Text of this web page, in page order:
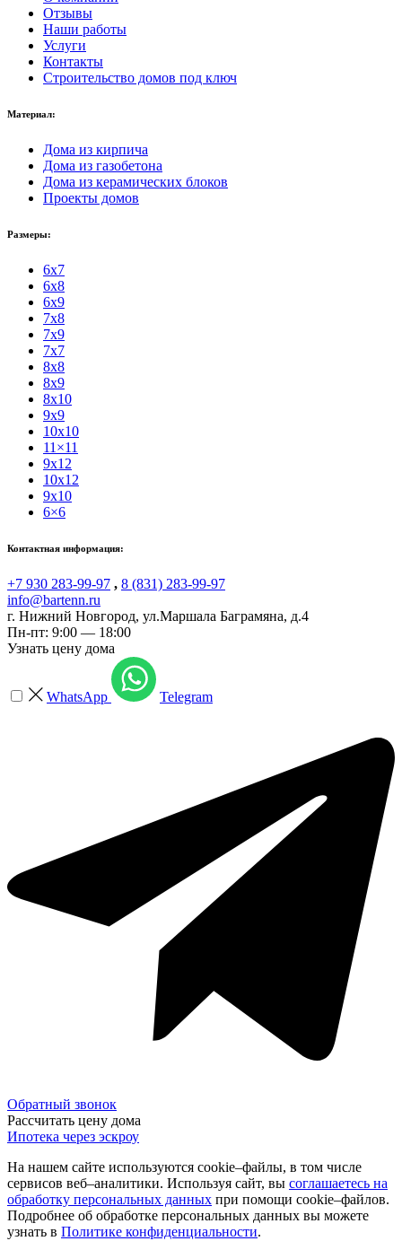
Отзывы
Наши работы
Услуги
Контакты
Строительство домов под ключ
Материал:
Дома из кирпича
Дома из газобетона
Дома из керамических блоков
Проекты домов
Размеры:
6x7
6x8
6x9
7x8
7x9
7x7
8x8
8x9
8x10
9x9
10x10
11×11
9x12
10x12
9x10
6×6
Контактная информация:
+7 930 283-99-97 , 8 (831) 283-99-97
info@bartenn.ru
г. Нижний Новгород, ул.Маршала Баграмяна, д.4
Пн-пт: 9:00 — 18:00
Узнать цену дома
WhatsApp Telegram
Обратный звонок
Рассчитать цену дома
Ипотека через эскроу
На нашем сайте используются cookie–файлы, в том числе
сервисов веб–аналитики. Используя сайт, вы соглашаетесь на
обработку персональных данных при помощи cookie–файлов.
Подробнее об обработке персональных данных вы можете
узнать в Политике конфиденциальности.